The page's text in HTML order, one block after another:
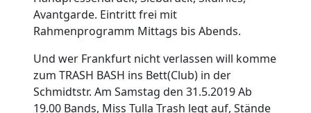
Avantgarde. Eintritt frei mit
Rahmenprogramm Mittags bis Abends.
Und wer Frankfurt nicht verlassen will komme
zum TRASH BASH ins Bett(Club) in der
Schmidtstr. Am Samstag den 31.5.2019 Ab
19.00 Bands, Miss Tulla Trash legt auf, Stände